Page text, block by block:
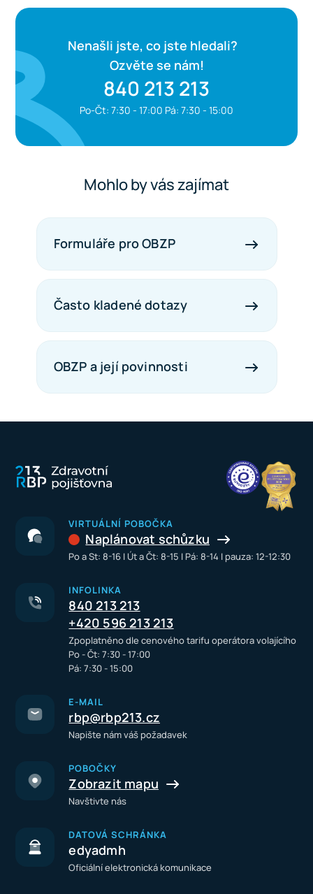
Nenašli jste, co jste hledali?
Ozvěte se nám!
840 213 213
Po-Čt: 7:30 - 17:00 Pá: 7:30 - 15:00
Mohlo by vás zajímat
Formuláře pro OBZP
Často kladené dotazy
OBZP a její povinnosti
VIRTUÁLNÍ POBOČKA
Naplánovat schůzku
Po a St: 8-16 I Út a Čt: 8-15 I Pá: 8-14 I pauza: 12-12:30
INFOLINKA
840 213 213
+420 596 213 213
Zpoplatněno dle cenového tarifu operátora volajícího
Po - Čt: 7:30 - 17:00
Pá: 7:30 - 15:00
E-MAIL
rbp@rbp213.cz
Napište nám váš požadavek
POBOČKY
Zobrazit mapu
Navštivte nás
DATOVÁ SCHRÁNKA
edyadmh
Oficiální elektronická komunikace